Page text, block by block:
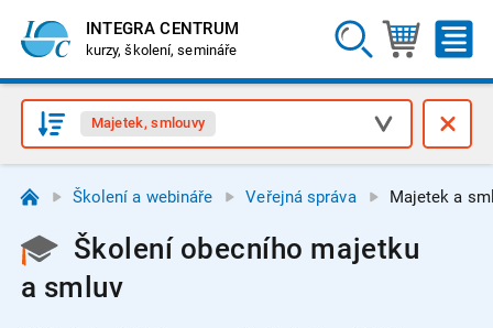
INTEGRA CENTRUM
kurzy, školení, semináře
Majetek, smlouvy
Školení a webináře Veřejná správa Majetek a
Školení obecního majetku
a smluv